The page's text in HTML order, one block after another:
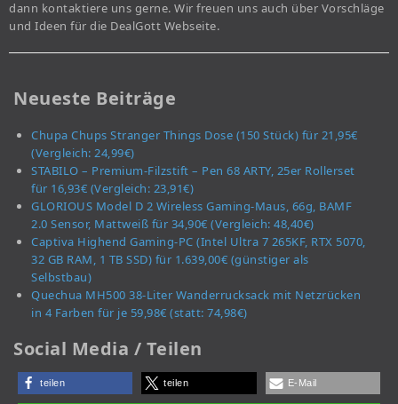
dann kontaktiere uns gerne. Wir freuen uns auch über Vorschläge
und Ideen für die DealGott Webseite.
Neueste Beiträge
Chupa Chups Stranger Things Dose (150 Stück) für 21,95€
(Vergleich: 24,99€)
STABILO – Premium-Filzstift – Pen 68 ARTY, 25er Rollerset
für 16,93€ (Vergleich: 23,91€)
GLORIOUS Model D 2 Wireless Gaming-Maus, 66g, BAMF
2.0 Sensor, Mattweiß für 34,90€ (Vergleich: 48,40€)
Captiva Highend Gaming-PC (Intel Ultra 7 265KF, RTX 5070,
32 GB RAM, 1 TB SSD) für 1.639,00€ (günstiger als
Selbstbau)
Quechua MH500 38-Liter Wanderrucksack mit Netzrücken
in 4 Farben für je 59,98€ (statt: 74,98€)
Social Media / Teilen
teilen teilen E-Mail